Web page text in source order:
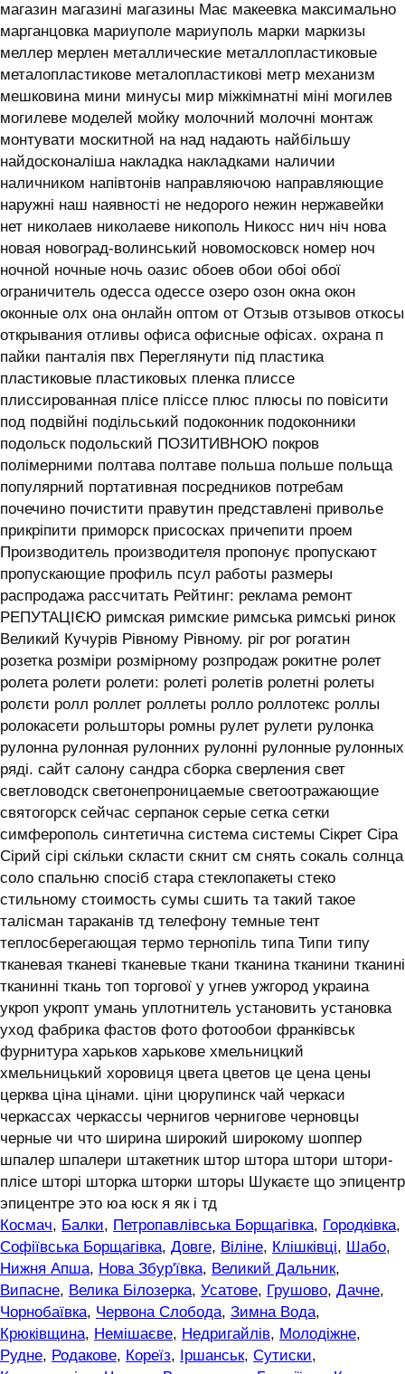
магазин магазині магазины Має макеевка максимально
марганцовка мариуполе мариуполь марки маркизы
меллер мерлен металлические металлопластиковые
металопластикове металопластикові метр механизм
мешковина мини минусы мир міжкімнатні міні могилев
могилеве моделей мойку молочний молочні монтаж
монтувати москитной на над надають найбільшу
найдосконаліша накладка накладками наличии
наличником напівтонів направляючою направляющие
наружні наш наявності не недорого нежин нержавейки
нет николаев николаеве никополь Никосс нич ніч нова
новая новоград-волинський новомосковск номер ноч
ночной ночные ночь оазис обоев обои обоі обої
ограничитель одесса одессе озеро озон окна окон
оконные олх она онлайн оптом от Отзыв отзывов откосы
открывания отливы офиса офисные офісах. охрана п
пайки панталія пвх Переглянути під пластика
пластиковые пластиковых пленка плиссе
плиссированная плісе пліссе плюс плюсы по повісити
под подвійні подільський подоконник подоконники
подольск подольский ПОЗИТИВНОЮ покров
полімерними полтава полтаве польша польше польща
популярний портативная посредников потребам
почечино почистити правутин представлені приволье
прикріпити приморск присосках причепити проем
Производитель производителя пропонує пропускают
пропускающие профиль псул работы размеры
распродажа рассчитать Рейтинг: реклама ремонт
РЕПУТАЦІЄЮ римская римские римська римські ринок
Великий Кучурів Рівному Рівному. ріг рог рогатин
розетка розміри розмірному розпродаж рокитне ролет
ролета ролети ролети: ролеті ролетів ролетні ролеты
ролєти ролл роллет роллеты ролло роллотекс роллы
ролокасети рольшторы ромны рулет рулети рулонка
рулонна рулонная рулонних рулонні рулонные рулонных
ряді. сайт салону сандра сборка сверления свет
светловодск светонепроницаемые светоотражающие
святогорск сейчас серпанок серые сетка сетки
симферополь синтетична система системы ‎Сікрет Сіра
Сірий сірі скільки скласти скнит см снять сокаль солнца
соло спальню спосіб стара стеклопакеты стеко
стильному стоимость сумы сшить та такий такое
талісман тараканів тд телефону темные тент
теплосберегающая термо тернопіль типа Типи типу
тканевая тканеві тканевые ткани тканина тканини тканині
тканинні ткань топ торгової у угнев ужгород украина
укроп укропт умань уплотнитель установить установка
уход фабрика фастов фото фотообои франківськ
фурнитура харьков харькове хмельницкий
хмельницький хоровиця цвета цветов це цена цены
церква ціна цінами. ціни цюрупинск чай черкаси
черкассах черкассы чернигов чернигове черновцы
черные чи что ширина широкий широкому шоппер
шпалер шпалери штакетник штор штора штори штори-
плісе шторі шторка шторки шторы Шукаєте що эпицентр
эпицентре это юа юск я як і тд
Космач, Балки, Петропавлівська Борщагівка, Городківка,
Софіївська Борщагівка, Довге, Віліне, Клішківці, Шабо,
Нижня Апша, Нова Збур'ївка, Великий Дальник,
Випасне, Велика Білозерка, Усатове, Грушово, Дачне,
Чорнобаївка, Червона Слобода, Зимна Вода,
Крюківщина, Немішаєве, Недригайлів, Молодіжне,
Рудне, Родакове, Кореїз, Іршанськ, Сутиски,